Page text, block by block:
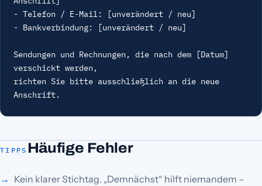
- Telefon / E-Mail: [unverändert / neu]
- Bankverbindung: [unverändert / neu]
Sendungen und Rechnungen, die nach dem [Datum]
verschickt werden,
richten Sie bitte ausschließlich an die neue
Anschrift.
TIPPS Häufige Fehler
Kein klarer Stichtag. „Demnächst“ hilft niemandem –